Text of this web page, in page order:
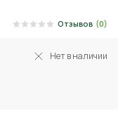
Отзывов (0)
Нет в наличии